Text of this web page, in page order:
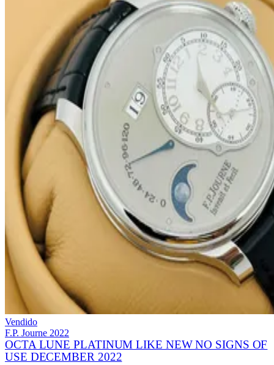
Vendido
F.P. Journe 2022
OCTA LUNE PLATINUM LIKE NEW NO SIGNS OF
USE DECEMBER 2022